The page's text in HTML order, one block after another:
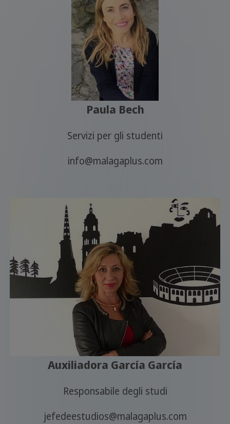
Paula Bech
Servizi per gli studenti
info@malagaplus.com
Auxiliadora García García
Responsabile degli studi
jefedeestudios@malagaplus.com